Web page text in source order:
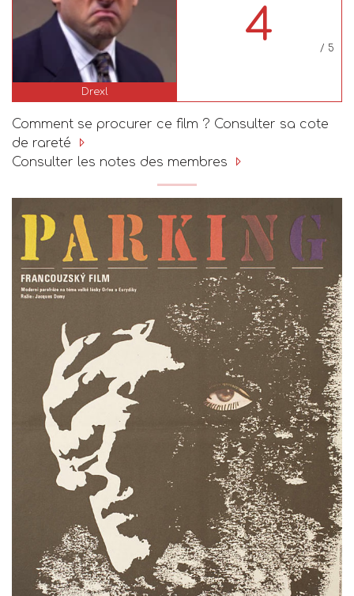
Drexl
4 / 5
Comment se procurer ce film ? Consulter sa cote
de rareté
Consulter les notes des membres